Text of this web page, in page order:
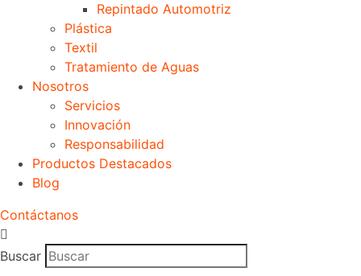
Repintado Automotriz
Plástica
Textil
Tratamiento de Aguas
Nosotros
Servicios
Innovación
Responsabilidad
Productos Destacados
Blog
Contáctanos
Buscar